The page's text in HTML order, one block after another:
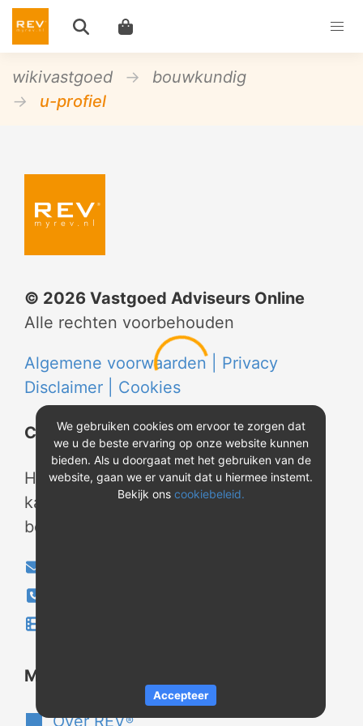
wikivastgoed
bouwkundig
u-profiel
© 2026 Vastgoed Adviseurs Online
Alle rechten voorbehouden
Algemene voorwaarden | Privacy
Disclaimer | Cookies
Contact
Heeft u vragen? Neem tijdens
kantooruren contact met ons op of
bekijk onze instructievideo's.
Meer over REV
Over REV®
We gebruiken cookies om ervoor te zorgen dat
we u de beste ervaring op onze website kunnen
bieden. Als u doorgaat met het gebruiken van de
website, gaan we er vanuit dat u hiermee instemt.
Bekijk ons cookiebeleid.
Accepteer